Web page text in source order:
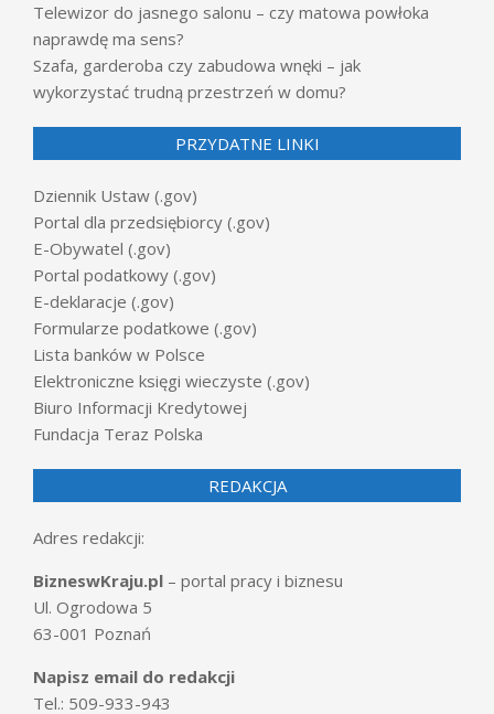
Telewizor do jasnego salonu – czy matowa powłoka
naprawdę ma sens?
Szafa, garderoba czy zabudowa wnęki – jak
wykorzystać trudną przestrzeń w domu?
PRZYDATNE LINKI
Dziennik Ustaw (.gov)
Portal dla przedsiębiorcy (.gov)
E-Obywatel (.gov)
Portal podatkowy (.gov)
E-deklaracje (.gov)
Formularze podatkowe (.gov)
Lista banków w Polsce
Elektroniczne księgi wieczyste (.gov)
Biuro Informacji Kredytowej
Fundacja Teraz Polska
REDAKCJA
Adres redakcji:
BizneswKraju.pl – portal pracy i biznesu
Ul. Ogrodowa 5
63-001 Poznań
Napisz email do redakcji
Tel.: 509-933-943